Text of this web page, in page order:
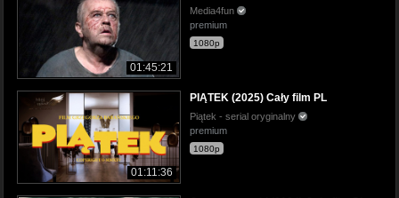
01:45:21
Media4fun
premium
1080p
01:11:36
PIĄTEK (2025) Cały film PL
Piątek - serial oryginalny
premium
1080p